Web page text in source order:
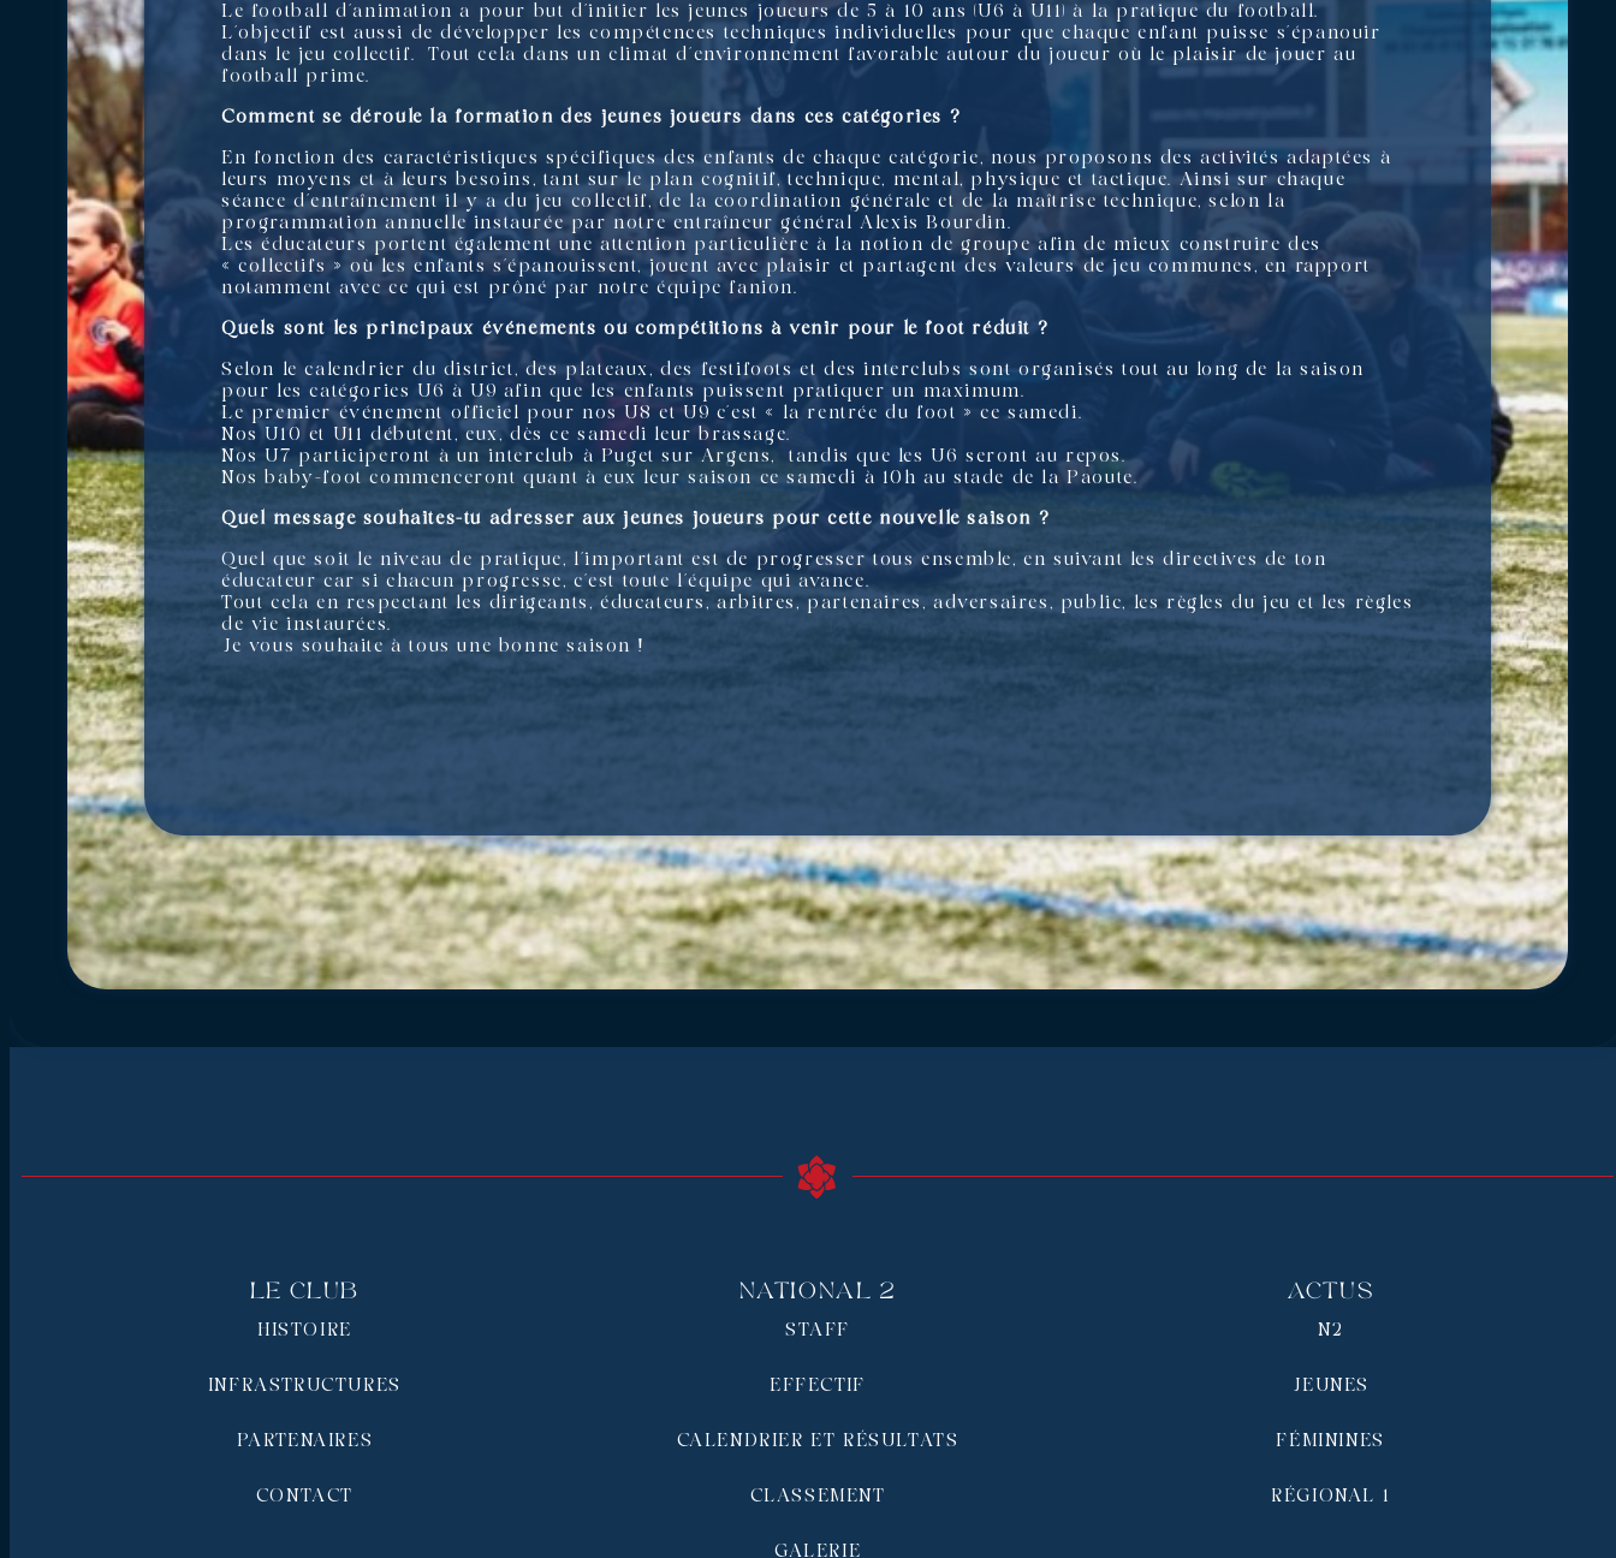
Le football d’animation a pour but d’initier les jeunes joueurs de 5 à 10 ans (U6 à U11) à la pratique du football.
L’objectif est aussi de développer les compétences techniques individuelles pour que chaque enfant puisse s’épanouir
dans le jeu collectif.
Tout cela dans un climat d’environnement favorable autour du joueur où le plaisir de jouer au
football prime.
Comment se déroule la formation des jeunes joueurs dans ces catégories ?
En fonction des caractéristiques spécifiques des enfants de chaque catégorie, nous proposons des activités adaptées à
leurs moyens et à leurs besoins, tant sur le plan cognitif, technique, mental, physique et tactique. Ainsi sur chaque
séance d’entraînement il y a du jeu collectif, de la coordination générale et de la maîtrise technique, selon la
programmation annuelle instaurée par notre entraîneur général Alexis Bourdin.
Les éducateurs portent également une attention particulière à la notion de groupe afin de mieux construire des
« collectifs » où les enfants s’épanouissent, jouent avec plaisir et partagent des valeurs de jeu communes, en rapport
notamment avec ce qui est prôné par notre équipe fanion.
Quels sont les principaux événements ou compétitions à venir pour le foot réduit ?
Selon le calendrier du district, des plateaux, des festifoots et des interclubs sont organisés tout au long de la saison
pour les catégories U6 à U9 afin que les enfants puissent pratiquer un maximum.
Le premier événement officiel pour nos U8 et U9 c’est « la rentrée du foot » ce samedi.
Nos U10 et U11 débutent, eux, dès ce samedi leur brassage.
Nos U7 participeront à un interclub à Puget sur Argens, tandis que les U6 seront au repos.
Nos baby-foot commenceront quant à eux leur saison ce samedi à 10h au stade de la Paoute.
Quel message souhaites-tu adresser aux jeunes joueurs pour cette nouvelle saison ?
Quel que soit le niveau de pratique, l’important est de progresser tous ensemble, en suivant les directives de ton
éducateur car si chacun progresse, c’est toute l’équipe qui avance.
Tout cela en respectant les dirigeants, éducateurs, arbitres, partenaires, adversaires, public, les règles du jeu et les règles
de vie instaurées.
Je vous souhaite à tous une bonne saison !
Le Club
HISTOIRE
INFRASTRUCTURES
PARTENAIRES
CONTACT
National 2
STAFF
EFFECTIF
CALENDRIER ET RÉSULTATS
CLASSEMENT
GALERIE
Actus
N2
JEUNES
FÉMININES
RÉGIONAL 1